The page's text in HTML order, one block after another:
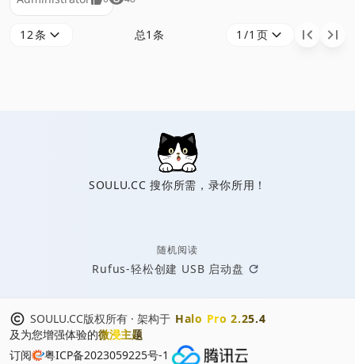
于 Creo 13 系列
稳定增量更新
中文帮助文档。
12条 总1条 1/1页
SOULU.CC 搜你所需，录你所用！
随机阅读
Rufus-轻松创建 USB 启动盘
SOULU.CC版权所有 · 架构于 Halo Pro 2.25.4
及为您增强体验的微浸主题
订阅
粤ICP备2023059225号-1